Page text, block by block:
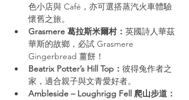
色小店與 Café，亦可選搭蒸汽火車體驗
懷舊之旅。
Grasmere 葛拉斯米爾村： 英國詩人華茲
華斯的故鄉，必試 Grasmere
Gingerbread 薑餅！
Beatrix Potter’s Hill Top： 彼得兔作者之
家，適合親子與文青愛好者。
Ambleside – Loughrigg Fell 爬山步道：